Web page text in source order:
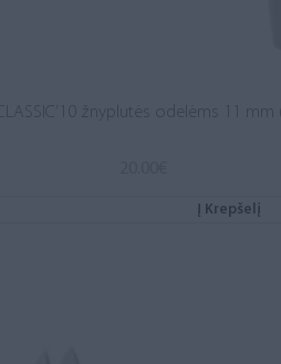
CLASSIC’10 žnyplutės odelėms 11 mm
Į Krepšelį